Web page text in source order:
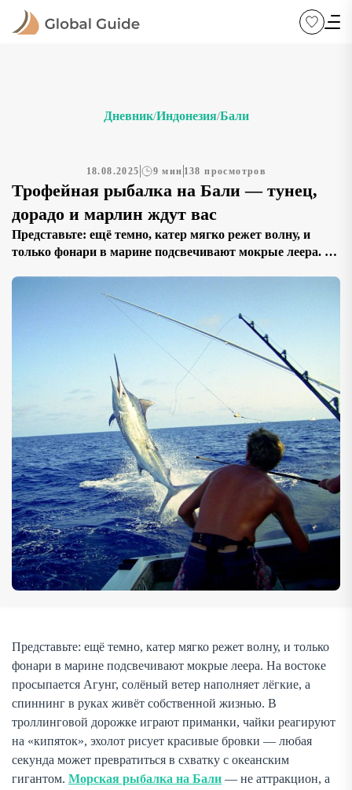
Дневник/Индонезия/Бали
18.08.2025 9 мин 138 просмотров
Трофейная рыбалка на Бали — тунец,
дорадо и марлин ждут вас
Представьте: ещё темно, катер мягко режет волну, и
только фонари в марине подсвечивают мокрые леера. На
лёгкие, а спиннинг в руках живёт собственной жизнью. В
троллинговой дорожке играют приманки, чайки
реагируют на «кипяток», эхолот рисует красивые бровки
— любая секунда может превратиться в схватку с
океанским гигантом. Морская рыбалка […]
Представьте: ещё темно, катер мягко режет волну, и только
фонари в марине подсвечивают мокрые леера. На востоке
просыпается Агунг, солёный ветер наполняет лёгкие, а
спиннинг в руках живёт собственной жизнью. В
троллинговой дорожке играют приманки, чайки реагируют
на «кипяток», эхолот рисует красивые бровки — любая
секунда может превратиться в схватку с океанским
гигантом. Морская рыбалка на Бали — не аттракцион, а